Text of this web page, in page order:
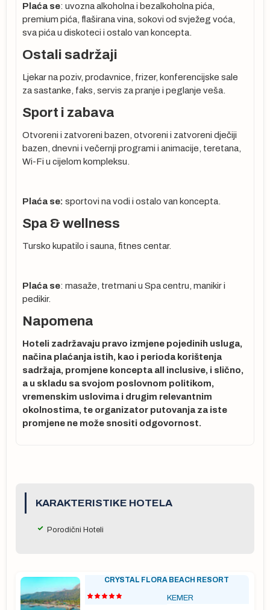
Plaća se: uvozna alkoholna i bezalkoholna pića,
premium pića, flaširana vina, sokovi od svježeg voća,
sva pića u diskoteci i ostalo van koncepta.
Ostali sadržaji
Ljekar na poziv, prodavnice, frizer, konferencijske sale
za sastanke, faks, servis za pranje i peglanje veša.
Sport i zabava
Otvoreni i zatvoreni bazen, otvoreni i zatvoreni dječiji
bazen, dnevni i večernji programi i animacije, teretana,
Wi-Fi u cijelom kompleksu.
Plaća se: sportovi na vodi i ostalo van koncepta.
Spa & wellness
Tursko kupatilo i sauna, fitnes centar.
Plaća se: masaže, tretmani u Spa centru, manikir i
pedikir.
Napomena
Hoteli zadržavaju pravo izmjene pojedinih usluga,
načina plaćanja istih, kao i perioda korištenja
sadržaja, promjene koncepta all inclusive, i slično,
a u skladu sa svojom poslovnom politikom,
vremenskim uslovima i drugim relevantnim
okolnostima, te organizator putovanja za iste
promjene ne može snositi odgovornost.
KARAKTERISTIKE HOTELA
Porodični Hoteli
CRYSTAL FLORA BEACH RESORT
KEMER